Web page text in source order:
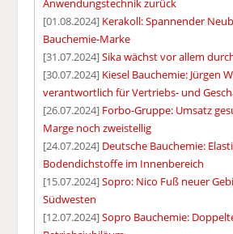
Anwendungstechnik zurück
[01.08.2024] Kerakoll: Spannender
Bauchemie-Marke
[31.07.2024]Sika wächst vor allem
[30.07.2024] Kiesel Bauchemie: Jürgen
verantwortlich für Vertriebs- und
[26.07.2024] Forbo-Gruppe: Umsatz
Marge noch zweistellig
[24.07.2024] Deutsche Bauchemie:
Bodendichstoffe im Innenbereich
[15.07.2024]Sopro: Nico Fuß neuer
Südwesten
[12.07.2024]Sopro Bauchemie: